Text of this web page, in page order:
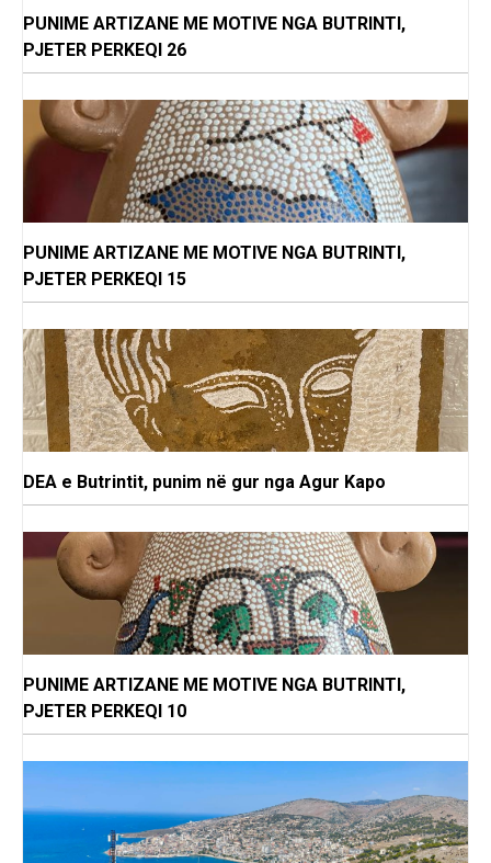
PUNIME ARTIZANE ME MOTIVE NGA BUTRINTI,
PJETER PERKEQI 26
PUNIME ARTIZANE ME MOTIVE NGA BUTRINTI,
PJETER PERKEQI 15
DEA e Butrintit, punim në gur nga Agur Kapo
PUNIME ARTIZANE ME MOTIVE NGA BUTRINTI,
PJETER PERKEQI 10